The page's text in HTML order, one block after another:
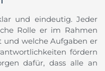
und eindeutig. Jeder
Rolle er im Rahmen
und welche Aufgaben er
fördern
dafür, dass alle an